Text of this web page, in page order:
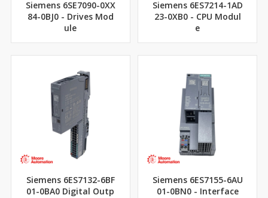
Siemens 6SE7090-0XX
84-0BJ0 - Drives Mod
ule
Siemens 6ES7214-1AD
23-0XB0 - CPU Modul
e
Siemens 6ES7132-6BF
01-0BA0 Digital Outp
Siemens 6ES7155-6AU
01-0BN0 - Interface